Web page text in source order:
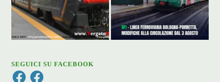
SEGUICI SU FACEBOOK
FacebookFacebook